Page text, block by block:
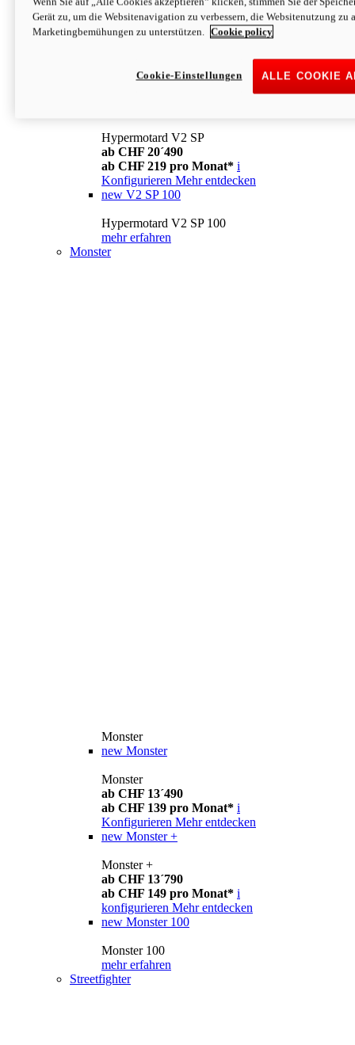
Konfigurieren Mehr entdecken
newV2
ab CHF 169 pro Monat* i
Mehr entdecken
Hypermotard V2 SP
ab CHF 20´490
ab CHF 219 pro Monat* i
Konfigurieren Mehr entdecken
new V2 SP 100
Hypermotard V2 SP 100
mehr erfahren
Monster
Monster
new Monster
Monster
ab CHF 13´490
ab CHF 139 pro Monat* i
Konfigurieren Mehr entdecken
new Monster +
Monster +
ab CHF 13´790
ab CHF 149 pro Monat* i
konfigurieren Mehr entdecken
new Monster 100
Monster 100
mehr erfahren
Streetfighter
Gerät zu, um die Websitenavigation zu verbessern, die Websitenutzung zu
Marketingbemühungen zu unterstützen.
Cookie policy
ALLE COOKIE
Cookie-Einstellungen